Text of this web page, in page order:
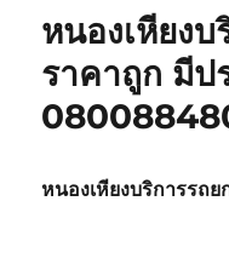
หนองเหียง
ราคาถูก มีป
หนองเหียงบริการรถ